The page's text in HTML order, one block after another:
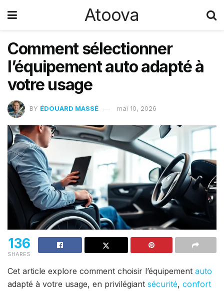
Atoova
Comment sélectionner
l’équipement auto adapté à
votre usage
BY ÉDOUARD MASSÉ mai 10, 2026
136
SHARES
Cet article explore comment choisir l’équipement auto
adapté à votre usage, en privilégiant sécurité, confort